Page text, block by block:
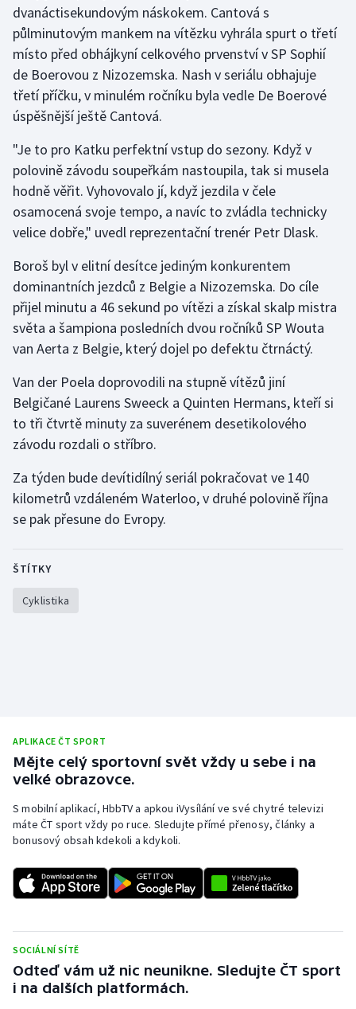
Plážový volejbal
Ragby
Rychlobruslení
Rychlostní kanoistika
Short track
Sportovní střelba
Stolní tenis
Triatlon
Veslování
Volejbal
Ostatní
dvanáctisekundovým náskokem. Cantová s
půlminutovým mankem na vítězku vyhrála spurt o třetí
místo před obhájkyní celkového prvenství v SP Sophií
de Boerovou z Nizozemska. Nash v seriálu obhajuje
třetí příčku, v minulém ročníku byla vedle De Boerové
úspěšnější ještě Cantová.
"Je to pro Katku perfektní vstup do sezony. Když v
polovině závodu soupeřkám nastoupila, tak si musela
hodně věřit. Vyhovovalo jí, když jezdila v čele
osamocená svoje tempo, a navíc to zvládla technicky
velice dobře," uvedl reprezentační trenér Petr Dlask.
Boroš byl v elitní desítce jediným konkurentem
dominantních jezdců z Belgie a Nizozemska. Do cíle
přijel minutu a 46 sekund po vítězi a získal skalp mistra
světa a šampiona posledních dvou ročníků SP Wouta
van Aerta z Belgie, který dojel po defektu čtrnáctý.
Van der Poela doprovodili na stupně vítězů jiní
Belgičané Laurens Sweeck a Quinten Hermans, kteří si
to tři čtvrtě minuty za suverénem desetikolového
závodu rozdali o stříbro.
Za týden bude devítidílný seriál pokračovat ve 140
kilometrů vzdáleném Waterloo, v druhé polovině října
se pak přesune do Evropy.
ŠTÍTKY
Cyklistika
APLIKACE ČT SPORT
Mějte celý sportovní svět vždy u sebe i na
velké obrazovce.
S mobilní aplikací, HbbTV a apkou iVysílání ve své chytré televizi
máte ČT sport vždy po ruce. Sledujte přímé přenosy, články a
bonusový obsah kdekoli a kdykoli.
SOCIÁLNÍ SÍTĚ
Odteď vám už nic neunikne. Sledujte ČT sport
i na dalších platformách.